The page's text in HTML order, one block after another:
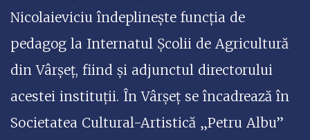
Nicolaieviciu îndeplinește funcția de
pedagog la Internatul Școlii de Agricultură
din Vârșeț, fiind și adjunctul directorului
acestei instituții. În Vârșeț se încadrează în
Societatea Cultural-Artistică „Petru Albu”